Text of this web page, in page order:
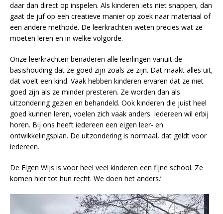
daar dan direct op inspelen. Als kinderen iets niet snappen, dan
gaat de juf op een creatieve manier op zoek naar materiaal of
een andere methode. De leerkrachten weten precies wat ze
moeten leren en in welke volgorde.
Onze leerkrachten benaderen alle leerlingen vanuit de
basishouding dat ze goed zijn zoals ze zijn. Dat maakt alles uit,
dat voelt een kind. Vaak hebben kinderen ervaren dat ze niet
goed zijn als ze minder presteren. Ze worden dan als
uitzondering gezien en behandeld. Ook kinderen die juist heel
goed kunnen leren, voelen zich vaak anders. Iedereen wil erbij
horen. Bij ons heeft iedereen een eigen leer- en
ontwikkelingsplan. De uitzondering is normaal, dat geldt voor
iedereen.
De Eigen Wijs is voor heel veel kinderen een fijne school. Ze
komen hier tot hun recht. We doen het anders.’